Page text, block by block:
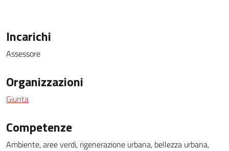
Incarichi
Assessore
Organizzazioni
Giunta
Competenze
Ambiente, aree verdi, rigenerazione urbana, bellezza urbana,